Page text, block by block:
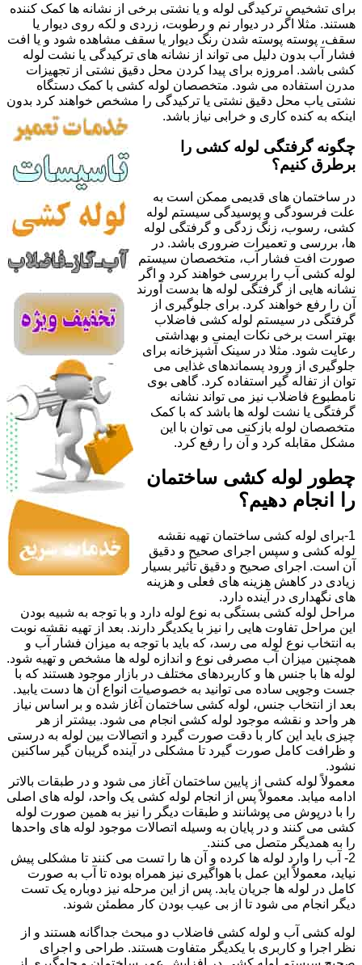
برای تشخیص ترکیدگی لوله و یا نشتی برخی از نشانه ها کمک کننده
هستند. مثلا اگر در دیوار نم و رطوبت، زردی و لکه روی دیوار یا
سقف، پوسته پوسته شدن رنگ دیوار یا سقف مشاهده شود و یا افت
فشار آب بدون دلیل می تواند از نشانه های ترکیدگی یا نشت لوله
کشی باشد. امروزه برای پیدا کردن محل دقیق نشتی از تجهیزات
مدرن استفاده می شود. متخصصان لوله کشی با کمک دستگاه
نشتی یاب محل دقیق نشتی یا ترکیدگی را مشخص خواهند کرد بدون
اینکه به کنده کاری و خرابی نیاز باشد.
چگونه گرفتگی لوله کشی را
برطرق کنیم؟
در ساختمان های قدیمی ممکن است به
علت فرسودگی و پوسیدگی سیستم لوله
کشی، رسوب، زنگ زدگی و گرفتگی لوله
ها، بررسی و تعمیرات ضروری باشد. در
صورت افت فشار آب، متخصصان سیستم
لوله کشی آب را بررسی خواهند کرد و اگر
نشانه هایی از گرفتگی لوله ها بدست آورند
آن را رفع خواهند کرد. برای جلوگیری از
گرفتگی در سیستم لوله کشی فاضلاب
بهتر است برخی نکات ایمنی و بهداشتی
رعایت شود. مثلا در سینک آشپزخانه برای
جلوگیری از ورود پسماندهای غذایی می
توان از تفاله گیر استفاده کرد. گاهی بوی
نامطبوع فاضلاب نیز می تواند نشانه
گرفتگی یا نشت لوله ها باشد که با کمک
متخصصان لوله بازکنی می توان با این
مشکل مقابله کرد و آن را رفع کرد.
چطور لوله کشی ساختمان
را انجام دهیم؟
1-برای لوله کشی ساختمان تهیه نقشه
لوله کشی و سپس اجرای صحیح و دقیق
آن است. اجرای صحیح و دقیق تأثیر بسیار
زیادی در کاهش هزینه های فعلی و هزینه
های نگهداری در آینده دارد.
مراحل لوله کشی بستگی به نوع لوله دارد و با توجه به شبیه بودن
این مراحل تفاوت هایی را نیز با یکدیگر دارند. بعد از تهیه نقشه نوبت
به انتخاب نوع لوله می رسد، که باید با توجه به میزان فشار آب و
همچنین میزان آب مصرفی نوع و اندازه لوله ها مشخص و تهیه شود.
لوله ها با جنس ها و کاربردهای مختلف در بازار موجود هستند که با
جست وجویی ساده می توانید به خصوصیات انواع آن ها دست یابید.
بعد از انتخاب جنس، لوله کشی ساختمان آغاز شده و بر اساس نیاز
هر واحد و نقشه موجود لوله کشی انجام می شود. بیشتر از هر
چیزی باید این کار با دقت صورت گیرد و اتصالات بین لوله به درستی
و ظرافت کامل صورت گیرد تا مشکلی در آینده گریبان گیر ساکنین
نشود.
معمولاً لوله کشی از پایین ساختمان آغاز می شود و در طبقات بالاتر
ادامه میابد. معمولاً پس از انجام لوله کشی یک واحد، لوله های اصلی
را با درپوش می پوشانند و طبقات دیگر را نیز به همین صورت لوله
کشی می کنند و در پایان به وسیله اتصالات موجود لوله های واحدها
را به همدیگر متصل می کنند.
2- آب را وارد لوله ها کرده و آن ها را تست می کنند تا مشکلی پیش
نیاید، معمولاً این عمل با هواگیری نیز همراه بوده تا آب به صورت
کامل در لوله ها جریان یابد. پس از این مرحله نیز دوباره یک تست
دیگر انجام می شود تا از بی عیب بودن کار مطمئن شوند.
لوله کشی آب و لوله کشی فاضلاب دو مبحث جداگانه هستند و از
نظر اجرا و کاربری با یکدیگر متفاوت هستند. طراحی و اجرای